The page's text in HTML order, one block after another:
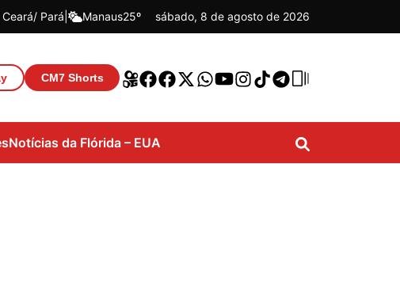
Ceará Pará Manaus25º sábado, 8 de agosto de 2026
CM7 Shorts
Notícias da Flórida – EUA